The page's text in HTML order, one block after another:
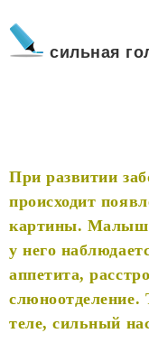
сильная
При развитии
происходит
картины. Малыш
у него
аппетита,
теле, сильный